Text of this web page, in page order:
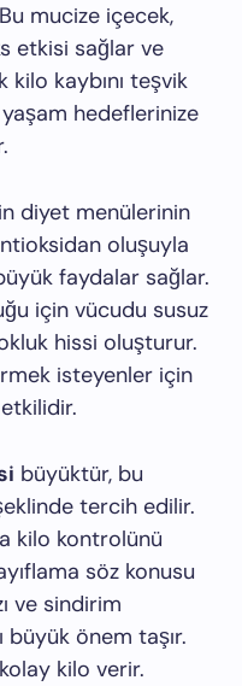
mucize içecek,
etkisi sağlar ve
kilo kaybını teşvik
yaşam hedeflerinize
diyet menülerinin
oluşuyla
faydalar sağlar.
için vücudu susuz
hissi oluşturur.
isteyenler için
büyüktür, bu
tercih edilir.
kilo kontrolünü
söz konusu
ve sindirim
büyük önem taşır.
kilo verir.